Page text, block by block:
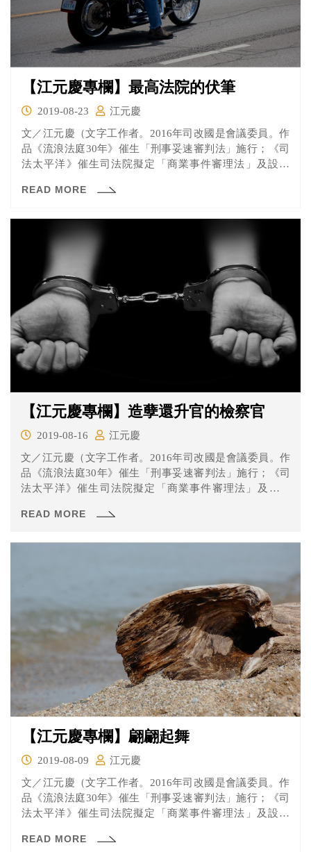
【江元慶專欄】最高法院的伏筆
2019-08-23
江元慶
文／江元慶（文字工作者。2016年司改國是會議委員。作
品《流浪法庭30年》催生「刑事妥速審判法」施行；《司
法太平洋》催生司法院擬定「商業事件審理法」及設置
READ MORE
【江元慶專欄】造孽還升官的檢察官
2019-08-16
江元慶
文／江元慶（文字工作者。2016年司改國是會議委員。作
品《流浪法庭30年》催生「刑事妥速審判法」施行；《司
法太平洋》催生司法院擬定「商業事件審理法」及設置
READ MORE
【江元慶專欄】翩翩起舞
2019-08-09
江元慶
文／江元慶（文字工作者。2016年司改國是會議委員。作
品《流浪法庭30年》催生「刑事妥速審判法」施行；《司
法太平洋》催生司法院擬定「商業事件審理法」及設置
READ MORE